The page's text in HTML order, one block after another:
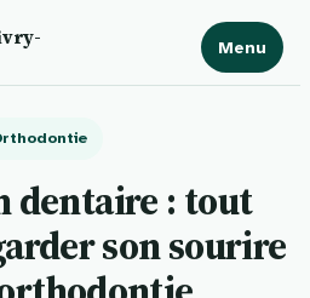
Menu
dentaire : tout
son sourire